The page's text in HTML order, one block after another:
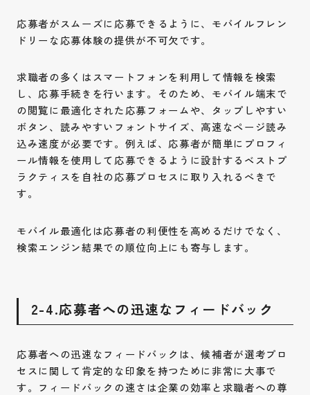
応募者がスムーズに応募できるように、モバイルフレン
ドリーな応募体験の提供が不可欠です。
求職者の多くはスマートフォンを利用して情報を検索
し、応募手続きを行います。そのため、モバイル端末で
の閲覧に最適化された応募フォームや、タップしやすい
ボタン、読みやすいフォントサイズ、高速なページ読み
込み速度が必要です。例えば、応募者が簡単にプロフィ
ール情報を使用して応募できるように設計するベストプ
ラクティスを自社の応募プロセスに取り入れるべきで
す。
モバイル最適化は応募者の利便性を高めるだけでなく、
検索エンジン結果での順位向上にも寄与します。
2-4.応募者への迅速なフィードバック
応募者への迅速なフィードバックは、候補者が選考プロ
セスに関して肯定的な印象を持つために非常に大事で
す。フィードバックの速さは企業の効率と求職者への尊